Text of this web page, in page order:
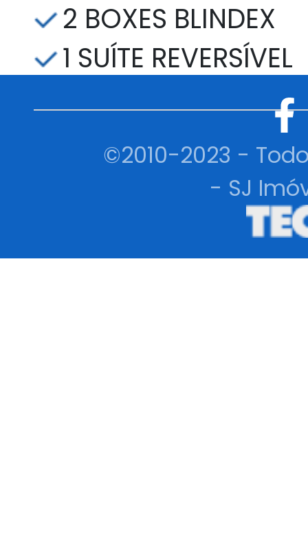
2 BOXES BLINDEX
1 SUÍTE REVERSÍVEL
©2010-2023 -
- SJ